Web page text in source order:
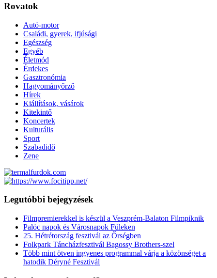
Rovatok
Autó-motor
Családi, gyerek, ifjúsági
Egészség
Egyéb
Életmód
Érdekes
Gasztronómia
Hagyományőrző
Hírek
Kiállítások, vásárok
Kitekintő
Koncertek
Kulturális
Sport
Szabadidő
Zene
Legutóbbi bejegyzések
Filmpremierekkel is készül a Veszprém-Balaton Filmpiknik
Palóc napok és Városnapok Füleken
25. Hétrétország fesztivál az Őrségben
Folkpark Táncházfesztivál Bagossy Brothers-szel
Több mint ötven ingyenes programmal várja a közönséget a
hatodik Déryné Fesztivál